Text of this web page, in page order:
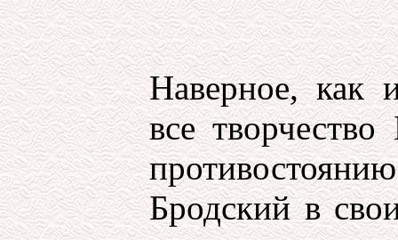
Наверное, как
все
Бродский в